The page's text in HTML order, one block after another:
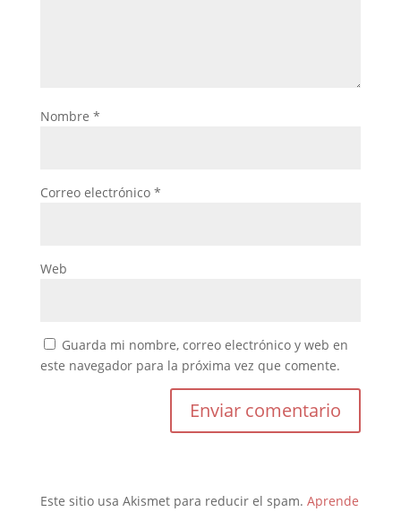
Nombre *
Correo electrónico *
Web
Guarda mi nombre, correo electrónico y web en
este navegador para la próxima vez que comente.
Este sitio usa Akismet para reducir el spam. Aprende